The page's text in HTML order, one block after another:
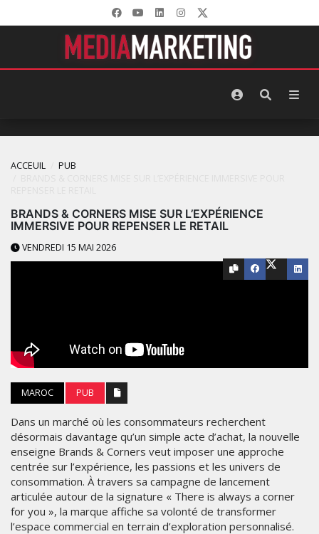
ACCEUIL
PUB
BRANDS & CORNERS MISE SUR L’EXPÉRIENCE
IMMERSIVE POUR REPENSER LE RETAIL
VENDREDI 15 MAI 2026
MAROC PUB
Dans un marché où les consommateurs recherchent
désormais davantage qu’un simple acte d’achat, la nouvelle
enseigne Brands & Corners veut imposer une approche
centrée sur l’expérience, les passions et les univers de
consommation. À travers sa campagne de lancement
articulée autour de la signature « There is always a corner
for you », la marque affiche sa volonté de transformer
l’espace commercial en terrain d’exploration personnalisé.